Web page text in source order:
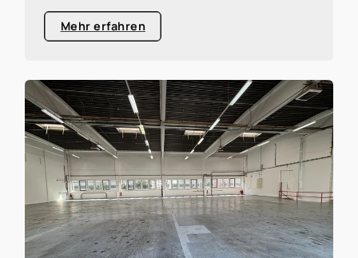
Mehr erfahren